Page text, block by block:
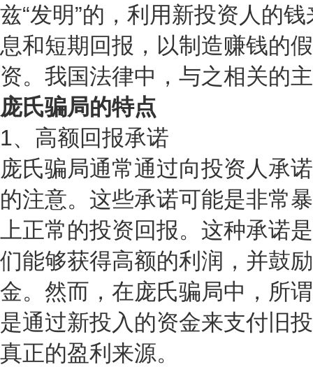
兹“发明”的，利用新投资人的
息和短期回报，以制造赚钱的
资。我国法律中，与之相关的
庞氏骗局的特点
1、高额回报承诺
庞氏骗局通常通过向投资人承
的注意。这些承诺可能是非常
上正常的投资回报。这种承诺
们能够获得高额的利润，并鼓
金。然而，在庞氏骗局中，所
是通过新投入的资金来支付旧
真正的盈利来源。